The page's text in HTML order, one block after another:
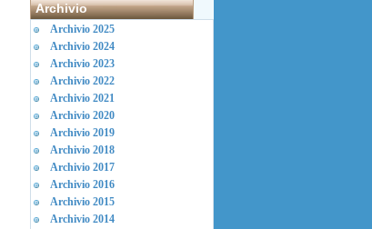
Archivio
Archivio 2025
Archivio 2024
Archivio 2023
Archivio 2022
Archivio 2021
Archivio 2020
Archivio 2019
Archivio 2018
Archivio 2017
Archivio 2016
Archivio 2015
Archivio 2014